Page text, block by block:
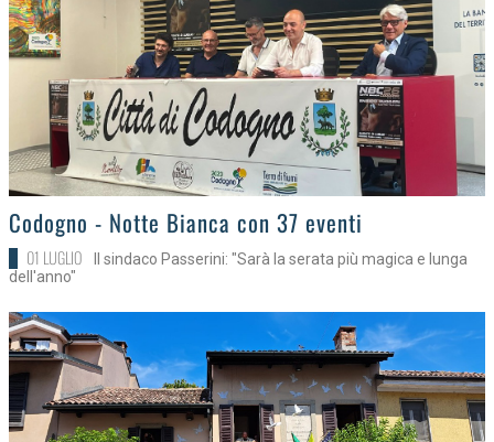
>
Codogno - Notte Bianca con 37 eventi
01 LUGLIO
Il sindaco Passerini: "Sarà la serata più magica e lunga
dell'anno"